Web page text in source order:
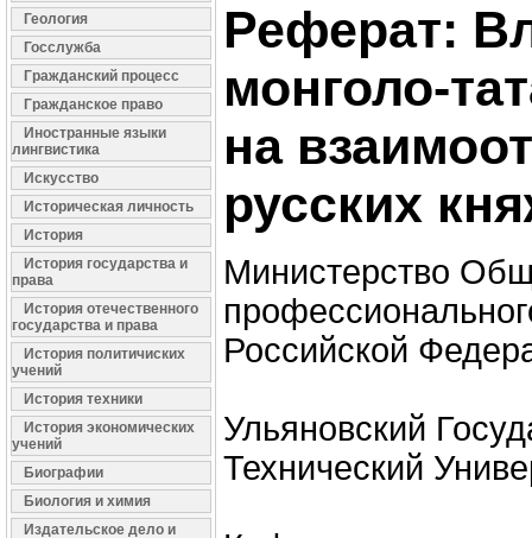
Геология
Госслужба
Гражданский процесс
Гражданское право
Иностранные языки
лингвистика
Искусство
Историческая личность
История
История государства и
права
История отечественного
государства и права
История политичиских
учений
История техники
История экономических
учений
Биографии
Биология и химия
Издательское дело и
Реферат:
монголо-
на
русских
Министерство
Российской
Ульяновский
Технический